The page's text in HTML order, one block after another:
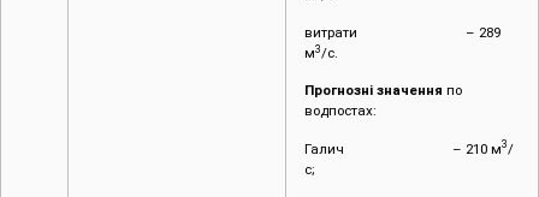
витрати – 289
м3/с.
Прогнозні значення по
водпостах:
Галич – 210 м3/
с;